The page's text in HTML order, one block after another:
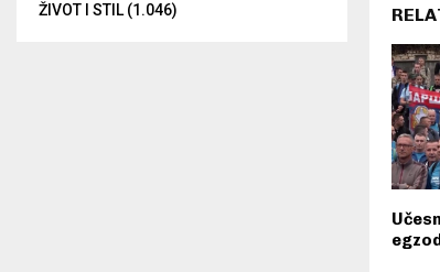
ŽIVOT I STIL(1.046)